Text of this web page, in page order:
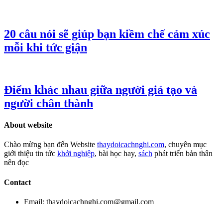
20 câu nói sẽ giúp bạn kiềm chế cảm xúc
mỗi khi tức giận
Điểm khác nhau giữa người giả tạo và
người chân thành
About website
Chào mừng bạn đến Website thaydoicachnghi.com, chuyên mục
giới thiệu tin tức khởi nghiệp, bài học hay, sách phát triển bản thân
nên đọc
Contact
Email: thaydoicachnghi.com@gmail.com